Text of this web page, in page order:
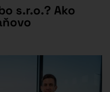
s.r.o.? Ako